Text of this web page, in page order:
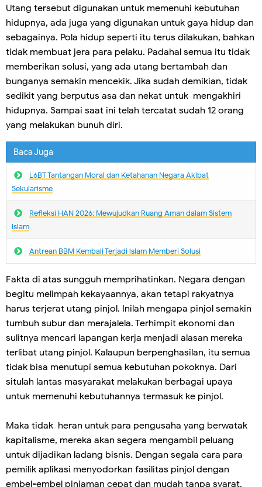
Utang tersebut digunakan untuk memenuhi kebutuhan
hidupnya, ada juga yang digunakan untuk gaya hidup dan
sebagainya. Pola hidup seperti itu terus dilakukan, bahkan
tidak membuat jera para pelaku. Padahal semua itu tidak
memberikan solusi, yang ada utang bertambah dan
bunganya semakin mencekik. Jika sudah demikian, tidak
sedikit yang berputus asa dan nekat untuk mengakhiri
hidupnya. Sampai saat ini telah tercatat sudah 12 orang
yang melakukan bunuh diri.
Baca Juga
L6BT Tantangan Moral dan Ketahanan Negara Akibat
Sekularisme
Refleksi HAN 2026: Mewujudkan Ruang Aman dalam Sistem
Islam
Antrean BBM Kembali Terjadi lslam Memberi Solusi
Fakta di atas sungguh memprihatinkan. Negara dengan
begitu melimpah kekayaannya, akan tetapi rakyatnya
harus terjerat utang pinjol. Inilah mengapa pinjol semakin
tumbuh subur dan merajalela. Terhimpit ekonomi dan
sulitnya mencari lapangan kerja menjadi alasan mereka
terlibat utang pinjol. Kalaupun berpenghasilan, itu semua
tidak bisa menutupi semua kebutuhan pokoknya. Dari
situlah lantas masyarakat melakukan berbagai upaya
untuk memenuhi kebutuhannya termasuk ke pinjol.
Maka tidak heran untuk para pengusaha yang berwatak
kapitalisme, mereka akan segera mengambil peluang
untuk dijadikan ladang bisnis. Dengan segala cara para
pemilik aplikasi menyodorkan fasilitas pinjol dengan
embel-embel pinjaman cepat dan mudah tanpa syarat.